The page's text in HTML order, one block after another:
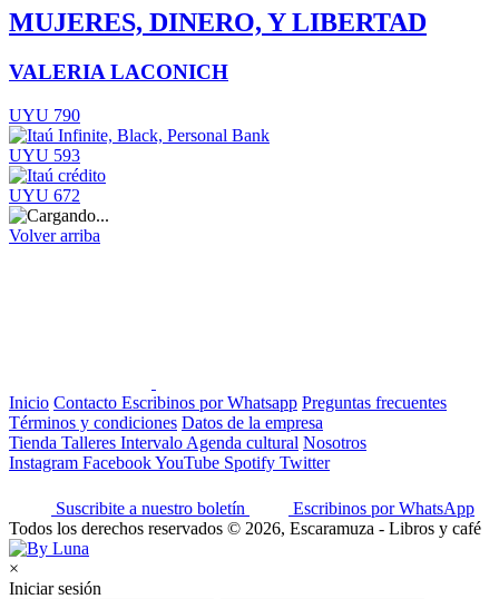
MUJERES, DINERO, Y LIBERTAD
VALERIA LACONICH
UYU 790
UYU 593
UYU 672
Volver arriba
Inicio Contacto Escribinos por Whatsapp Preguntas frecuentes
Términos y condiciones Datos de la empresa
Tienda Talleres Intervalo Agenda cultural Nosotros
Instagram FacebookYouTube Spotify Twitter
Suscribite a nuestro boletín
Escribinos por WhatsApp
Todos los derechos reservados © 2026, Escaramuza - Libros y café
×
Iniciar sesión